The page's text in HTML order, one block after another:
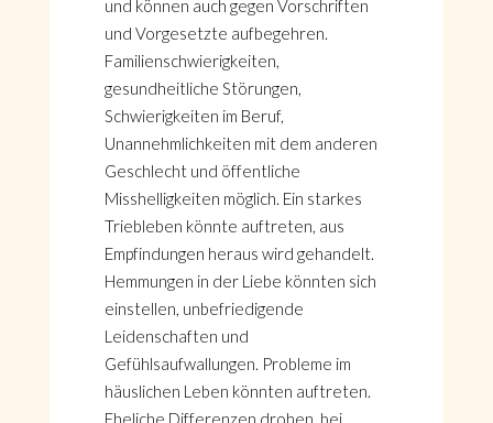
und können auch gegen Vorschriften
und Vorgesetzte aufbegehren.
Familienschwierigkeiten,
gesundheitliche Störungen,
Schwierigkeiten im Beruf,
Unannehmlichkeiten mit dem anderen
Geschlecht und öffentliche
Misshelligkeiten möglich. Ein starkes
Triebleben könnte auftreten, aus
Empfindungen heraus wird gehandelt.
Hemmungen in der Liebe könnten sich
einstellen, unbefriedigende
Leidenschaften und
Gefühlsaufwallungen. Probleme im
häuslichen Leben könnten auftreten.
Eheliche Differenzen drohen, bei